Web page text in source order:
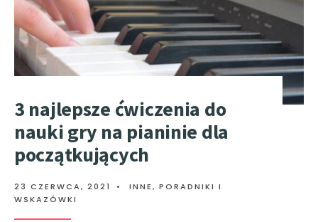
3 najlepsze ćwiczenia do
nauki gry na pianinie dla
początkujących
23 CZERWCA, 2021 • INNE, PORADNIKI I
WSKAZÓWKI